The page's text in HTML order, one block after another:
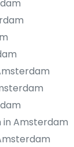
in Amsterdam